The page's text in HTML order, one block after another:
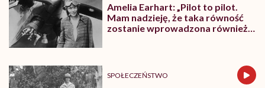
Amelia Earhart: „Pilot to pilot.
Mam nadzieję, że taka równość
zostanie wprowadzona również
SPOŁECZEŃSTWO